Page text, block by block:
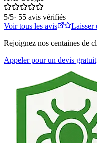
5/5· 55 avis vérifiés
Voir tous les avis
Laisser
Rejoignez nos centaines de
Appeler pour un devis gratuit